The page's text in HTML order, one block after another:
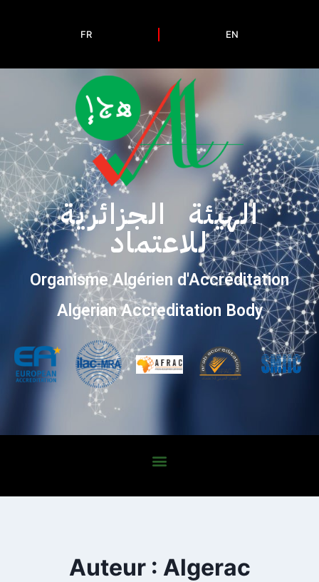
FR EN
الهيئة الجزائرية
للاعتماد
Organisme Algérien d'Accréditation
Algerian Accreditation Body
Auteur : Algerac